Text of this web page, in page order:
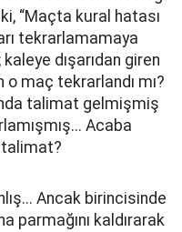
ki, “Maçta kural hatası
tekrarlamamaya
dışarıdan giren
o maç tekrarlandı mı?
talimat gelmişmiş
Acaba
Ancak birincisinde
parmağını kaldırarak